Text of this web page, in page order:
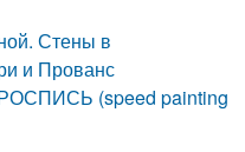
Стены в
и Прованс
РОСПИСЬ (speed painting